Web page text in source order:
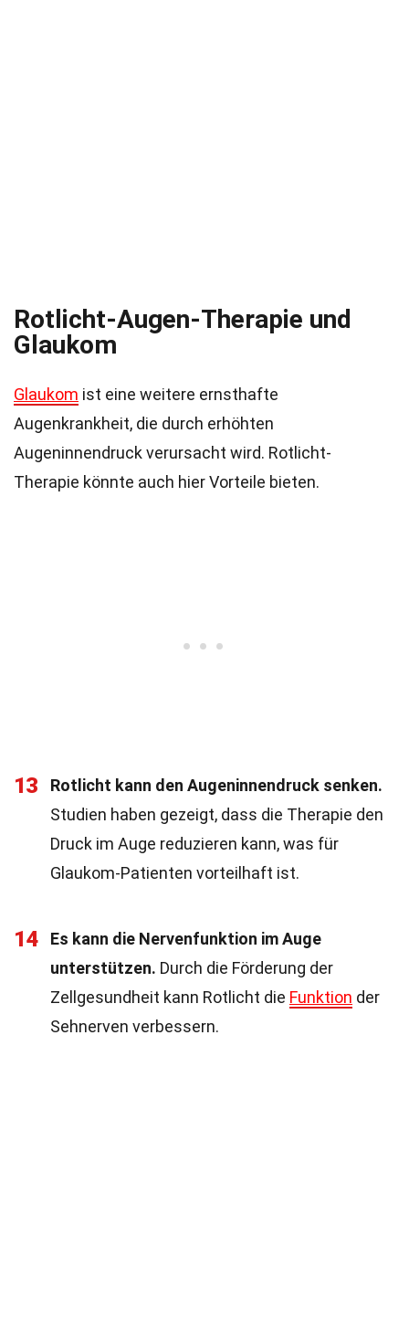
Rotlicht-Augen-Therapie und
Glaukom
Glaukom ist eine weitere ernsthafte
Augenkrankheit, die durch erhöhten
Augeninnendruck verursacht wird. Rotlicht-
Therapie könnte auch hier Vorteile bieten.
13
Rotlicht kann den Augeninnendruck senken.
Studien haben gezeigt, dass die Therapie den
Druck im Auge reduzieren kann, was für
Glaukom-Patienten vorteilhaft ist.
14
Es kann die Nervenfunktion im Auge
unterstützen. Durch die Förderung der
Zellgesundheit kann Rotlicht die Funktion der
Sehnerven verbessern.